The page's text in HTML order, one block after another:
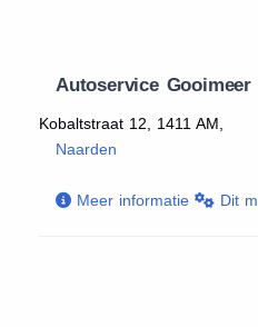
Autoservice Gooimeer
Kobaltstraat 12, 1411 AM,
Naarden
Meer informatie Dit